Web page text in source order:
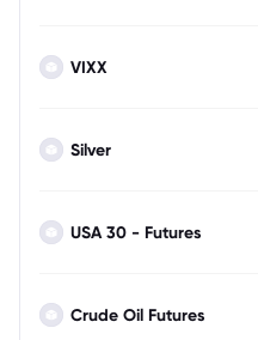
VIXX
Silver
USA 30 - Futures
Crude Oil Futures